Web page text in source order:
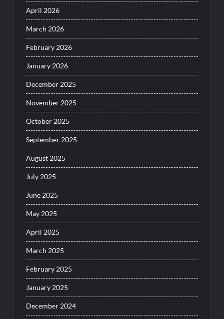
April 2026
March 2026
February 2026
January 2026
December 2025
November 2025
October 2025
September 2025
August 2025
July 2025
June 2025
May 2025
April 2025
March 2025
February 2025
January 2025
December 2024